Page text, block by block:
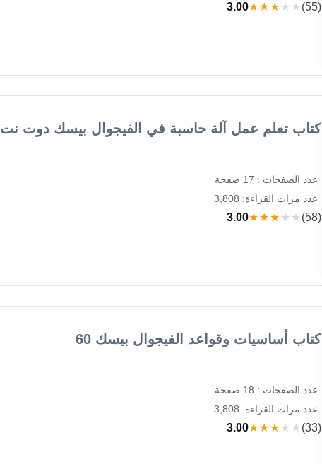
3.00★★★★★ (55)
كتاب تعلم عمل آلة حاسبة في الفيجوال بيسك دوت نت
عدد الصفحات : 17 صفحة
عدد مرات القراءة: 3,808
3.00★★★★★ (58)
كتاب أساسيات وقواعد الفيجوال بيسك 60
عدد الصفحات : 18 صفحة
عدد مرات القراءة: 3,808
3.00★★★★★ (33)